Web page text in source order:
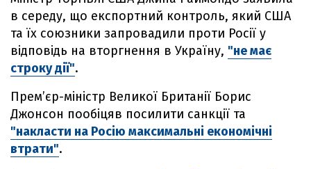
в середу, що експортний контроль, який США
та їх союзники запровадили проти Росії у
відповідь на вторгнення в Україну, "не має
строку дії".
Прем’єр-міністр Великої Британії Борис
Джонсон пообіцяв посилити санкції та
"накласти на Росію максимальні економічні
втрати".